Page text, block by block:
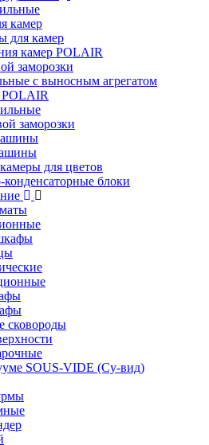
камер
для камер
камер POLAIR
заморозки
с выносным агрегатом
заморозки
для цветов
блоки
сковороды
SOUS-VIDE (Су-вид)